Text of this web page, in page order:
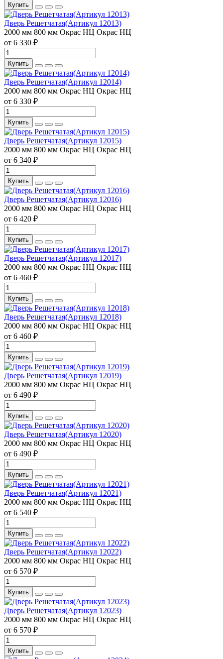
Купить
Дверь Решетчатая(Артикул 12013)
2000 мм 800 мм Окрас НЦ Окрас НЦ
от 6 330 ₽
Купить
Дверь Решетчатая(Артикул 12014)
2000 мм 800 мм Окрас НЦ Окрас НЦ
от 6 330 ₽
Купить
Дверь Решетчатая(Артикул 12015)
2000 мм 800 мм Окрас НЦ Окрас НЦ
от 6 340 ₽
Купить
Дверь Решетчатая(Артикул 12016)
2000 мм 800 мм Окрас НЦ Окрас НЦ
от 6 420 ₽
Купить
Дверь Решетчатая(Артикул 12017)
2000 мм 800 мм Окрас НЦ Окрас НЦ
от 6 460 ₽
Купить
Дверь Решетчатая(Артикул 12018)
2000 мм 800 мм Окрас НЦ Окрас НЦ
от 6 460 ₽
Купить
Дверь Решетчатая(Артикул 12019)
2000 мм 800 мм Окрас НЦ Окрас НЦ
от 6 490 ₽
Купить
Дверь Решетчатая(Артикул 12020)
2000 мм 800 мм Окрас НЦ Окрас НЦ
от 6 490 ₽
Купить
Дверь Решетчатая(Артикул 12021)
2000 мм 800 мм Окрас НЦ Окрас НЦ
от 6 540 ₽
Купить
Дверь Решетчатая(Артикул 12022)
2000 мм 800 мм Окрас НЦ Окрас НЦ
от 6 570 ₽
Купить
Дверь Решетчатая(Артикул 12023)
2000 мм 800 мм Окрас НЦ Окрас НЦ
от 6 570 ₽
Купить